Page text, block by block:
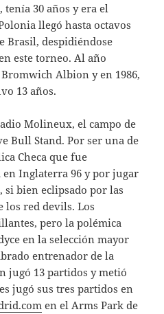
30 años y era el
llegó hasta octavos
Brasil, despidiéndose
este torneo. Al año
Albion y en 1986,
13 años.
Molineux, el campo de
Bull Stand. Por ser una de
Checa que fue
en Inglaterra 96 y por jugar
si bien eclipsado por las
los red devils. Los
pero la polémica
en la selección mayor
entrenador de la
jugó 13 partidos y metió
jugó sus tres partidos en
en el Arms Park de